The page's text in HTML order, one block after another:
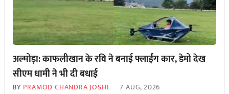
अल्मोड़ा: काफलीखान के रवि ने बनाई फ्लाईंग कार, डेमो देख
सीएम धामी ने भी दी बधाई
BY PRAMOD CHANDRA JOSHI 7 AUG, 2026